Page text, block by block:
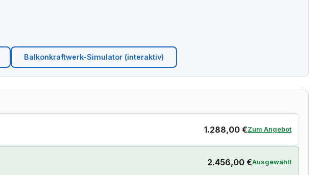
Balkonkraftwerk-Simulator (interaktiv)
1.288,00 €Zum Angebot
2.456,00 €Ausgewählt